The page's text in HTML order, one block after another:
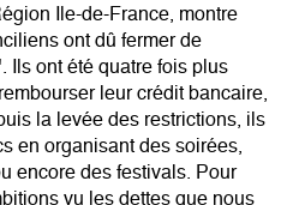
Ile-de-France, montre
ont dû fermer de
Ils ont été quatre fois plus
leur crédit bancaire,
la levée des restrictions, ils
en organisant des soirées,
encore des festivals. Pour
vu les dettes que nous